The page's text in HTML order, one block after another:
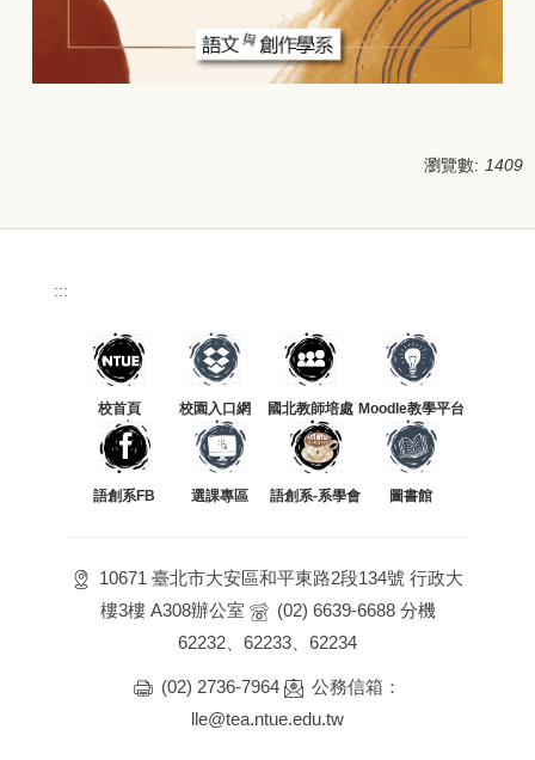
瀏覽數: 1409
:::
校首頁 校園入口網 國北教師培處 Moodle教學平台
語創系FB 選課專區 語創系-系學會 圖書館
10671 臺北市大安區和平東路2段134號 行政大
樓3樓 A308辦公室
(02) 6639-6688 分機
62232、62233、62234
(02) 2736-7964
公務信箱：
lle@tea.ntue.edu.tw